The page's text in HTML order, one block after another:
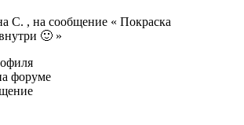
С. , на сообщение « Покраска
🙂 »
форуме